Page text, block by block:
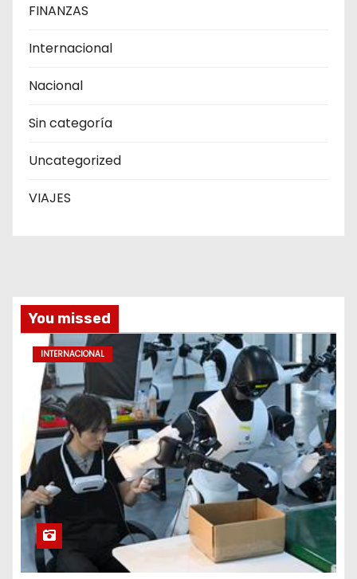
FINANZAS
Internacional
Nacional
Sin categoría
Uncategorized
VIAJES
You missed
INTERNACIONAL